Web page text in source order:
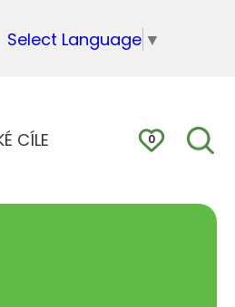
Select Language ▼
CÍLE 0